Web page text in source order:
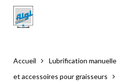
main
Accueil Lubrification manuelle
et accessoires pour graisseurs